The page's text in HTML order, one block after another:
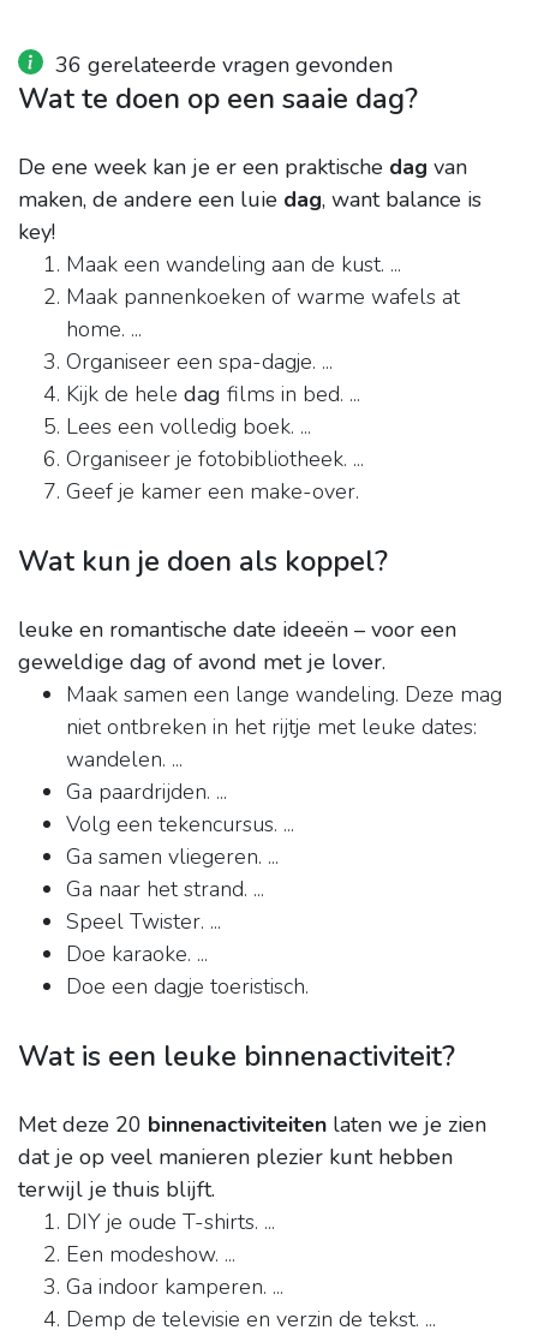
36 gerelateerde vragen gevonden
Wat te doen op een saaie dag?
De ene week kan je er een praktische dag van
maken, de andere een luie dag, want balance is
key!
Maak een wandeling aan de kust. ...
Maak pannenkoeken of warme wafels at
home. ...
Organiseer een spa-dagje. ...
Kijk de hele dag films in bed. ...
Lees een volledig boek. ...
Organiseer je fotobibliotheek. ...
Geef je kamer een make-over.
Wat kun je doen als koppel?
leuke en romantische date ideeën – voor een
geweldige dag of avond met je lover.
Maak samen een lange wandeling. Deze mag
niet ontbreken in het rijtje met leuke dates:
wandelen. ...
Ga paardrijden. ...
Volg een tekencursus. ...
Ga samen vliegeren. ...
Ga naar het strand. ...
Speel Twister. ...
Doe karaoke. ...
Doe een dagje toeristisch.
Wat is een leuke binnenactiviteit?
Met deze 20 binnenactiviteiten laten we je zien
dat je op veel manieren plezier kunt hebben
terwijl je thuis blijft.
DIY je oude T-shirts. ...
Een modeshow. ...
Ga indoor kamperen. ...
Demp de televisie en verzin de tekst. ...